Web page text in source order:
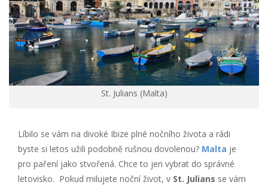
St. Julians (Malta)
Líbilo se vám na divoké Ibize plné nočního života a rádi
byste si letos užili podobně rušnou dovolenou? Malta je
pro paření jako stvořená. Chce to jen vybrat do správné
letovisko. Pokud milujete noční život, v St. Julians se vám